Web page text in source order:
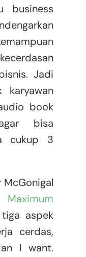
business
Jadi
karyawan
book
bisa
cukup 3
McGonigal
Maximum
aspek
cerdas,
I want.